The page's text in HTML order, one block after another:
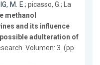
M. E.; picasso, G.; La
methanol
and its influence
adulteration of
Volumen: 3. (pp.